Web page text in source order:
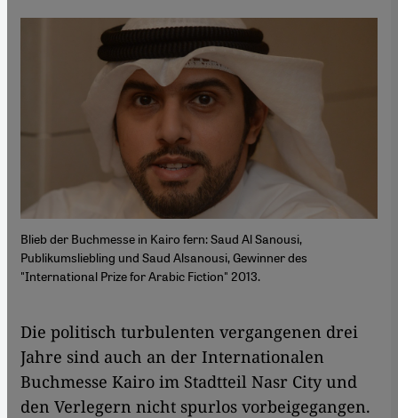
Blieb der Buchmesse in Kairo fern: Saud Al Sanousi,
Publikumsliebling und Saud Alsanousi, Gewinner des
"International Prize for Arabic Fiction" 2013.
Die politisch turbulenten vergangenen drei
Jahre sind auch an der Internationalen
Buchmesse Kairo im Stadtteil Nasr City und
den Verlegern nicht spurlos vorbeigegangen.